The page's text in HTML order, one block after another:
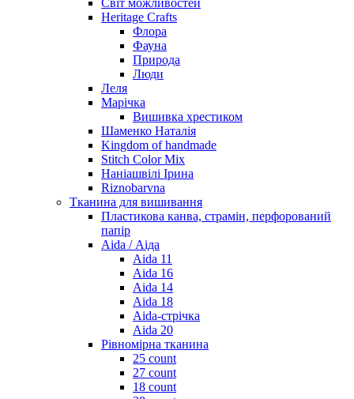
Heritage Crafts
Флора
Фауна
Природа
Люди
Леля
Марічка
Вишивка хрестиком
Шаменко Наталія
Kingdom of handmade
Stitch Color Mix
Наніашвілі Ірина
Riznobarvna
Тканина для вишивання
Пластикова канва, страмін, перфорований
папір
Aida / Аіда
Aida 11
Aida 16
Aida 14
Aida 18
Aida-стрічка
Aida 20
Рівномірна тканина
25 count
27 count
18 count